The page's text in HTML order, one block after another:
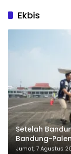
Ekbis
Setelah
Bandung-
Penumpang
Jumat, 7 Agustus